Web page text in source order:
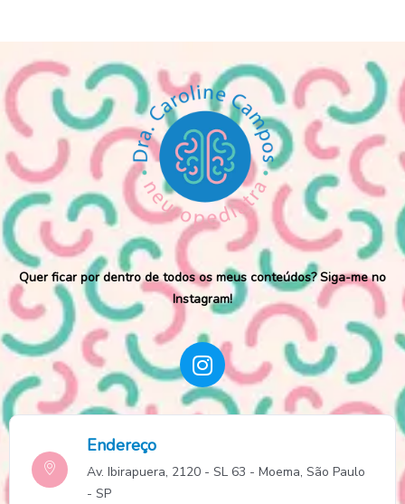
Quer ficar por dentro de todos os meus conteúdos? Siga-me no
Instagram!
Endereço
Av. Ibirapuera, 2120 - SL 63 - Moema, São Paulo
- SP